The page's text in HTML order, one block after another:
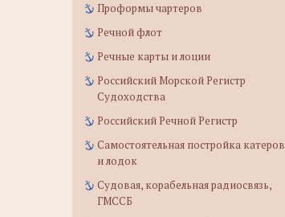
Проформы чартеров
Речной флот
Речные карты и лоции
Российский Морской Регистр
Судоходства
Российский Речной Регистр
Самостоятельная постройка катеров
и лодок
Судовая, корабельная радиосвязь,
ГМССБ